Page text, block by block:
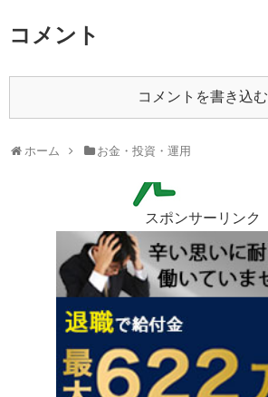
コメント
コメントを書き込む
ホーム お金・投資・運用
スポンサーリンク